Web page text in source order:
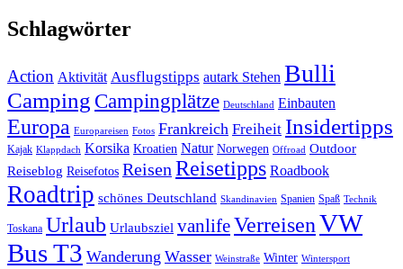
Schlagwörter
Action Aktivität Ausflugstipps autark Stehen Bulli
Camping Campingplätze Deutschland Einbauten
Europa Europareisen Fotos Frankreich Freiheit Insidertipps
Kajak Klappdach Korsika Kroatien Natur Norwegen Offroad Outdoor
Reiseblog Reisefotos ReisenReisetipps Roadbook
Roadtrip schönes Deutschland Skandinavien Spanien Spaß Technik
Toskana Urlaub Urlaubsziel vanlifeVerreisenVW
Bus T3 Wanderung Wasser Weinstraße Winter Wintersport